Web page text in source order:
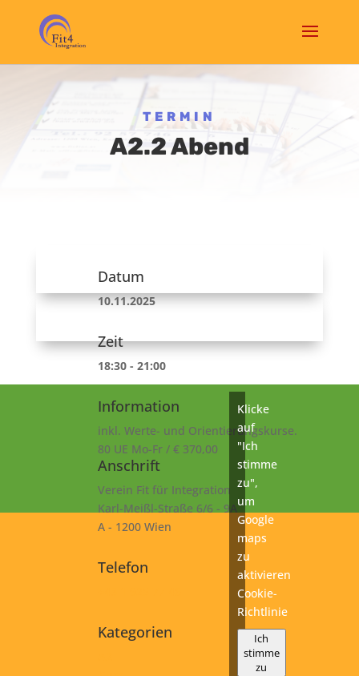
TERMIN
A2.2 Abend
Datum
10.11.2025
Zeit
18:30 - 21:00
Information
inkl. Werte- und Orientierungskurse.
80 UE Mo-Fr / € 370,00
Anschrift
Verein Fit für Integration
Karl-Meißl-Straße 6/6 - 9A
A - 1200 Wien
Telefon
Kategorien
Klicke
auf
"Ich
stimme
zu",
um
Google
maps
zu
aktivieren
Cookie-
Richtlinie
Ich
stimme
zu